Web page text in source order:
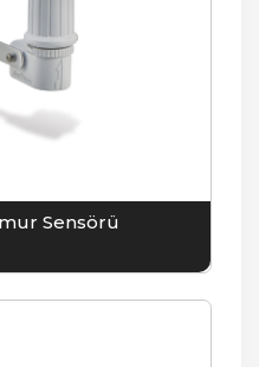
Sensörü